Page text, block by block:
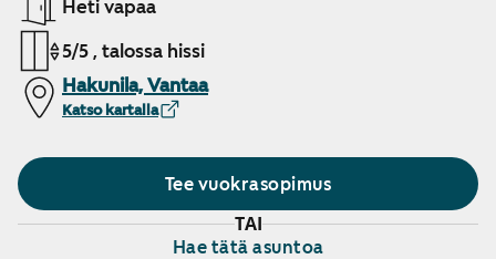
Heti vapaa
5/5 , talossa hissi
Hakunila, Vantaa
Katso kartalla
Tee vuokrasopimus
TAI
Hae tätä asuntoa